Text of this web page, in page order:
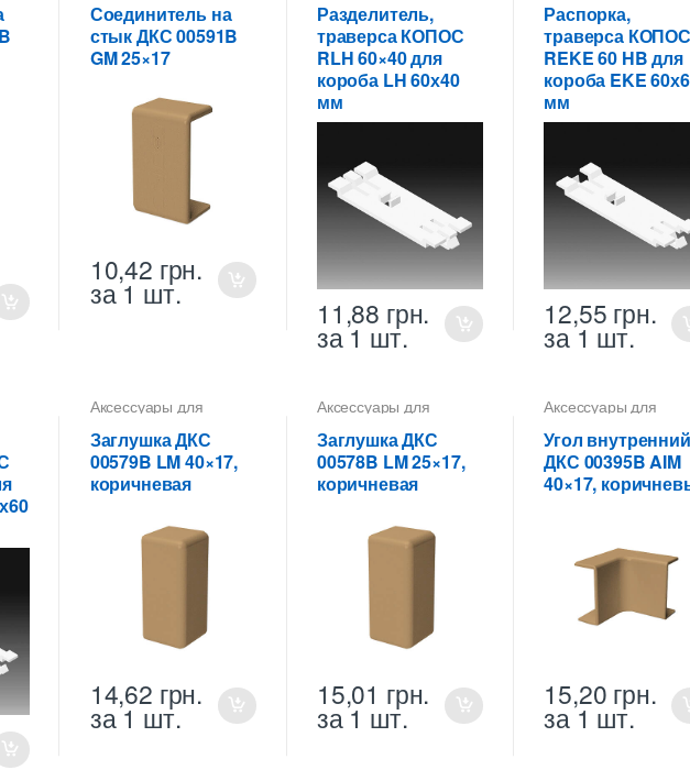
Соединитель на
стык ДКС 00591B
GM 25×17
10,42 грн.
за 1 шт.
Разделитель,
траверса КОПОС
RLH 60×40 для
короба LH 60х40
мм
11,88 грн.
за 1 шт.
Распорка,
траверса КОПОС
REKE 60 HB для
короба EKE
мм
12,55 грн.
за 1 шт.
Аксессуары для
Заглушка ДКС
00579B LM 40×17,
коричневая
14,62 грн.
за 1 шт.
Аксессуары для
Заглушка ДКС
00578B LM 25×17,
коричневая
15,01 грн.
за 1 шт.
Аксессуары для
Угол внутренний
ДКС 00395B AIM
40×17,
15,20 грн.
за 1 шт.